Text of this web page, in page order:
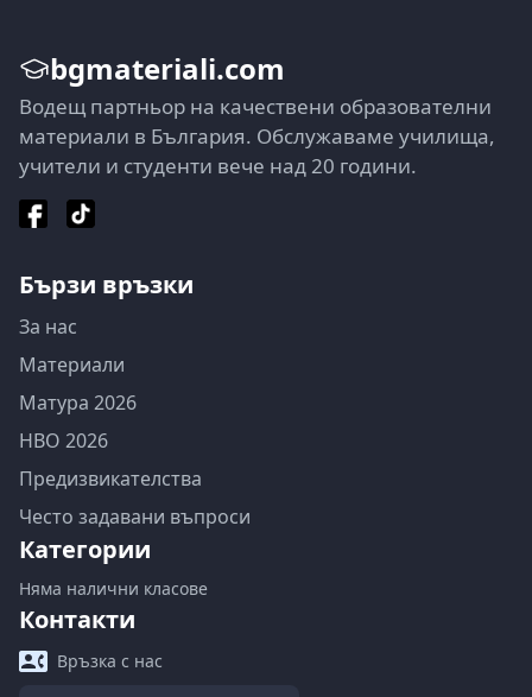
bgmateriali.com
Водещ партньор на качествени образователни
материали в България. Обслужаваме училища,
учители и студенти вече над 20 години.
Бързи връзки
За нас
Материали
Матура 2026
НВО 2026
Предизвикателства
Често задавани въпроси
Категории
Няма налични класове
Контакти
Връзка с нас